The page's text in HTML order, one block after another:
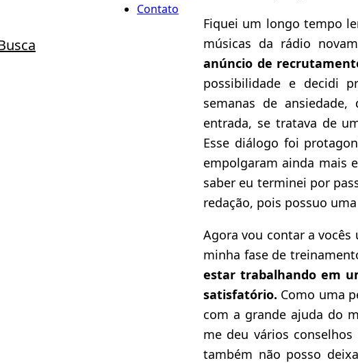
Contato
Fiquei um longo tempo
músicas da rádio
anúncio de
possibilidade e decidi
semanas de
entrada, se tratava de
Esse diálogo foi
empolgaram ainda mais
saber eu terminei por
redação, pois possuo
Agora vou contar a
minha fase de
estar trabalhando em
satisfatório. Como uma
com a grande ajuda do
me deu vários
também não posso